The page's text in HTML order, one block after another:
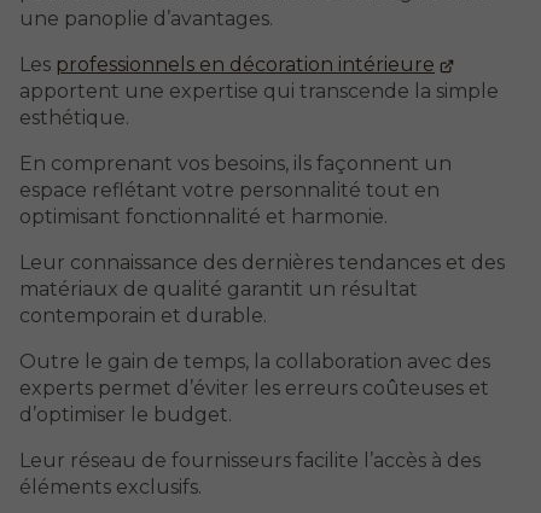
une panoplie d’avantages.
Les professionnels en décoration intérieure
apportent une expertise qui transcende la simple
esthétique.
En comprenant vos besoins, ils façonnent un
espace reflétant votre personnalité tout en
optimisant fonctionnalité et harmonie.
Leur connaissance des dernières tendances et des
matériaux de qualité garantit un résultat
contemporain et durable.
Outre le gain de temps, la collaboration avec des
experts permet d’éviter les erreurs coûteuses et
d’optimiser le budget.
Leur réseau de fournisseurs facilite l’accès à des
éléments exclusifs.